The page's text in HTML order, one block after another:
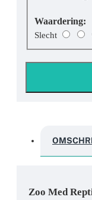
Waardering:
Slecht
Zoo Med